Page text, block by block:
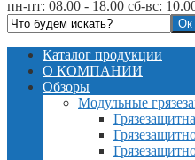
пн-пт: 08.00 - 18.00 сб-вс:
Каталог продукции
О КОМПАНИИ
Обзоры
Модульные